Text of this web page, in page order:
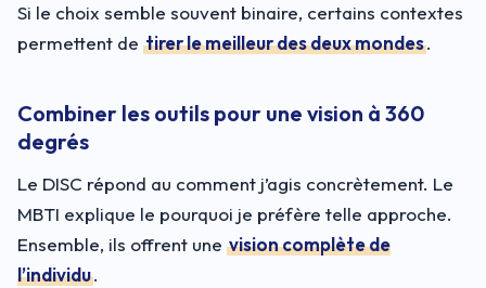
Si le choix semble souvent binaire, certains contextes
permettent de tirer le meilleur des deux mondes.
Combiner les outils pour une vision à 360
degrés
Le DISC répond au comment j’agis concrètement. Le
MBTI explique le pourquoi je préfère telle approche.
Ensemble, ils offrent une vision complète de
l’individu.